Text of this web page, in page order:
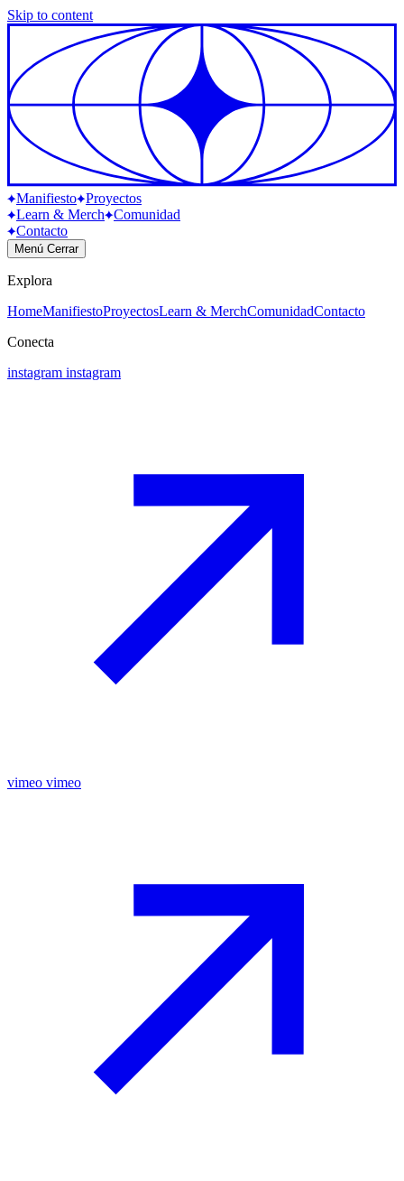
Skip to content
Manifiesto Proyectos
Learn & Merch
Comunidad
Contacto
Menú Cerrar
Explora
HomeManifiestoProyectosLearn & MerchComunidadContacto
Conecta
instagram instagram
vimeo vimeo